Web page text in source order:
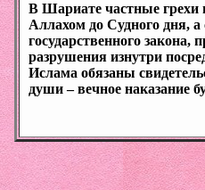
В Шариате частные грехи
Аллахом до Судного дня,
государственного закона,
разрушения изнутри
Ислама обязаны
души – вечное наказание